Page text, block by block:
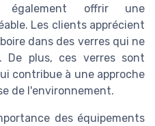
également offrir une
Les clients apprécient
dans des verres qui ne
De plus, ces verres sont
contribue à une approche
de l'environnement.
des équipements